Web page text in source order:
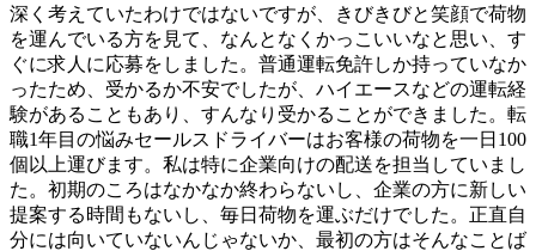
深く考えていたわけではないですが、きびきびと笑顔で荷物
を運んでいる方を見て、なんとなくかっこいいなと思い、す
ぐに求人に応募をしました。普通運転免許しか持っていなか
ったため、受かるか不安でしたが、ハイエースなどの運転経
験があることもあり、すんなり受かることができました。転
職1年目の悩みセールスドライバーはお客様の荷物を一日100
個以上運びます。私は特に企業向けの配送を担当していまし
た。初期のころはなかなか終わらないし、企業の方に新しい
提案する時間もないし、毎日荷物を運ぶだけでした。正直自
分には向いていないんじゃないか、最初の方はそんなことば